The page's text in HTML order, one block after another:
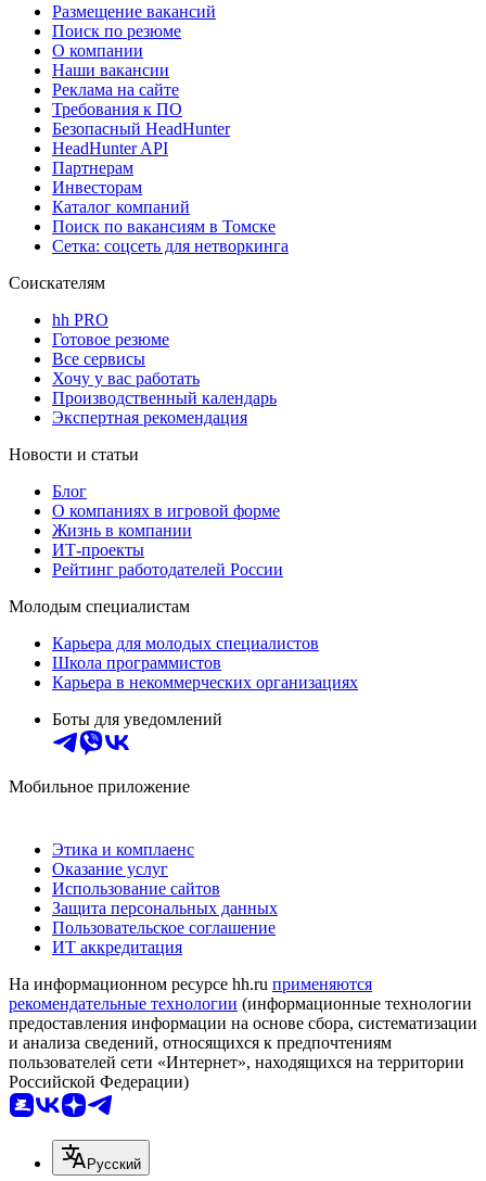
Размещение вакансий
Поиск по резюме
О компании
Наши вакансии
Реклама на сайте
Требования к ПО
Безопасный HeadHunter
HeadHunter API
Партнерам
Инвесторам
Каталог компаний
Поиск по вакансиям в Томске
Сетка: соцсеть для нетворкинга
Соискателям
hh PRO
Готовое резюме
Все сервисы
Хочу у вас работать
Производственный календарь
Экспертная рекомендация
Новости и статьи
Блог
О компаниях в игровой форме
Жизнь в компании
ИТ-проекты
Рейтинг работодателей России
Молодым специалистам
Карьера для молодых специалистов
Школа программистов
Карьера в некоммерческих организациях
Боты для уведомлений
Мобильное приложение
Этика и комплаенс
Оказание услуг
Использование сайтов
Защита персональных данных
Пользовательское соглашение
ИТ аккредитация
На информационном ресурсе hh.ru применяются
рекомендательные технологии (информационные технологии
предоставления информации на основе сбора, систематизации
и анализа сведений, относящихся к предпочтениям
пользователей сети «Интернет», находящихся на территории
Российской Федерации)
Русский